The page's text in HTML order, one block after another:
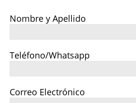
Nombre y Apellido
Teléfono/Whatsapp
Correo Electrónico